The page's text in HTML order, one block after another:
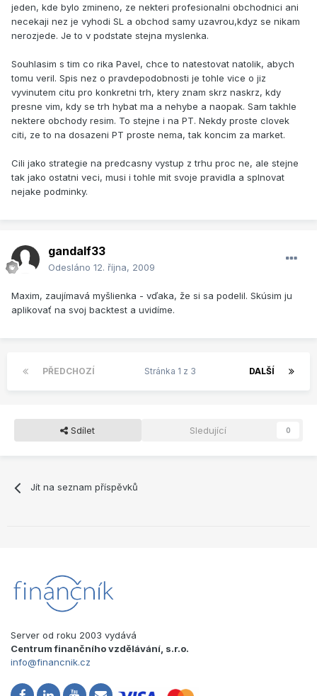
jeden, kde bylo zmineno, ze nekteri profesionalni obchodnici ani
necekaji nez je vyhodi SL a obchod samy uzavrou,kdyz se nikam
nerozjede. Je to v podstate stejna myslenka.
Souhlasim s tim co rika Pavel, chce to natestovat natolik, abych
tomu veril. Spis nez o pravdepodobnosti je tohle vice o jiz
vyvinutem citu pro konkretni trh, ktery znam skrz naskrz, kdy
presne vim, kdy se trh hybat ma a nehybe a naopak. Sam takhle
nektere obchody resim. To stejne i na PT. Nekdy proste clovek
citi, ze to na dosazeni PT proste nema, tak koncim za market.
Cili jako strategie na predcasny vystup z trhu proc ne, ale stejne
tak jako ostatni veci, musi i tohle mit svoje pravidla a splnovat
nejake podminky.
gandalf33
Odesláno 12. října, 2009
Maxim, zaujímavá myšlienka - vďaka, že si sa podelil. Skúsim ju
aplikovať na svoj backtest a uvidíme.
PŘEDCHOZÍ DALŠÍ
Stránka 1 z 3
Sdílet Sledující 0
Jít na seznam příspěvků
Server od roku 2003 vydává
Centrum finančního vzdělávání, s.r.o.
info@financnik.cz